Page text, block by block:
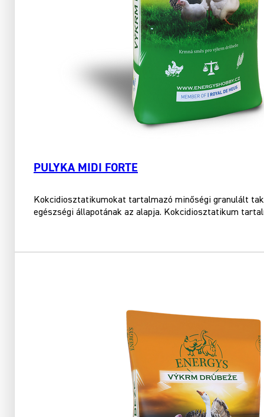
PULYKA MIDI FORTE
Kokcidiosztatikumokat tartalmazó minőségi granulált
egészségi állapotának az alapja. Kokcidiosztatikum